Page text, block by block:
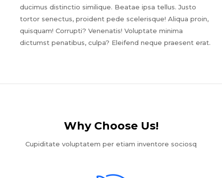
ducimus distinctio similique. Beatae ipsa tellus. Justo
tortor senectus, proident pede scelerisque! Aliqua proin,
quisquam! Corrupti? Venenatis! Voluptate minima
dictumst penatibus, culpa? Eleifend neque praesent erat.
Why Choose Us!​
Cupiditate voluptatem per etiam inventore sociosq